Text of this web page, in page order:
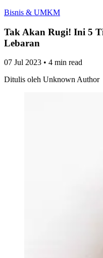
Bisnis & UMKM
Tak Akan Rugi! Ini 5
Lebaran
07 Jul 2023 • 4 min read
Ditulis oleh Unknown Author